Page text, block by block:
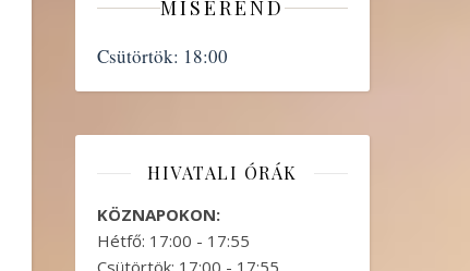
MISEREND
Csütörtök: 18:00
HIVATALI ÓRÁK
KÖZNAPOKON:
Hétfő: 17:00 - 17:55
Csütörtök: 17:00 - 17:55